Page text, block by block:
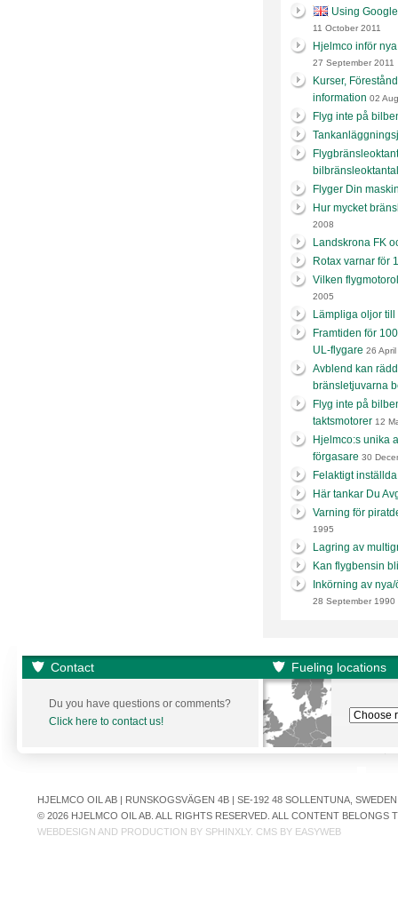
Using
11 October 2011
Hjelmco inför
27 September 2011
Kurser,
information 02
Flyg inte på
bilbränsleoktantal
Flyger Din
Hur mycket
2008
Landskrona FK
Rotax varnar för
Vilken
2005
Lämpliga oljor
Framtiden för
UL-flygare 26
Avblend kan
bränsletjuvarna
Flyg inte på
taktsmotorer 12
Hjelmco:s unika
förgasare 30
Felaktigt
Här tankar Du
Varning för
1995
Lagring av
Kan flygbensin
Inkörning av
28 September 1990
Contact Fueling locations
Du you have questions or comments?
Click here to contact us!
HJELMCO OIL AB | RUNSKOGSVÄGEN 4B | SE-192 48 SOLLENTUNA,
© 2026 HJELMCO OIL AB. ALL RIGHTS RESERVED. ALL CONTENT
WEBDESIGN AND PRODUCTION BY SPHINXLY. CMS BY EASYWEB